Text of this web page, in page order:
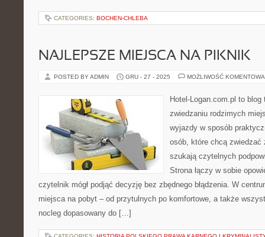
CATEGORIES: BOCHEN-CHLEBA
NAJLEPSZE MIEJSCA NA PIKNIK
POSTED BY ADMIN GRU - 27 - 2025 MOŻLIWOŚĆ
Hotel-Logan.com.pl to
zwiedzaniu rodzimych
wyjazdy w sposób
osób, które chcą zwiedzać
szukają czytelnych
Strona łączy w sobie
czytelnik mógł podjąć decyzję bez zbędnego błądzenia. W
miejsca na pobyt – od przytulnych po komfortowe, a także
nocleg dopasowany do […]